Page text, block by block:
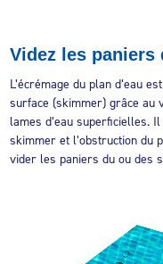
Videz les paniers
L’écrémage du plan d’eau
surface (skimmer) grâce au
lames d’eau superficielles.
skimmer et l’obstruction du
vider les paniers du ou des